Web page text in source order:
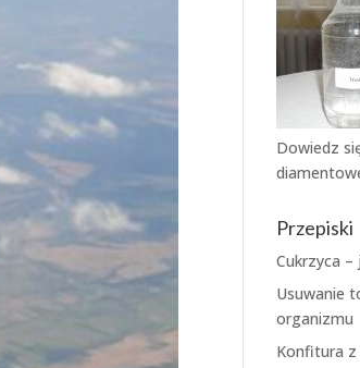
Dowiedz
Przepiski
Cukrzyca –
Usuwanie
organizmu
Konfitura z